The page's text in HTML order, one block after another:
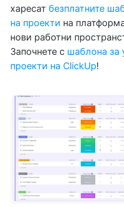
харесат безплатните
на проекти на
нови работни
Започнете с шаблона за
проекти на ClickUp!